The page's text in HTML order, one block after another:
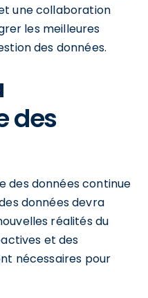
une collaboration
les meilleures
des données.
des
des données continue
données devra
réalités du
et des
nécessaires pour